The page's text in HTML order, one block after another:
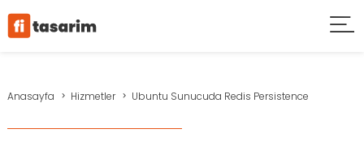
Anasayfa Hizmetler Ubuntu Sunucuda Redis Persistence